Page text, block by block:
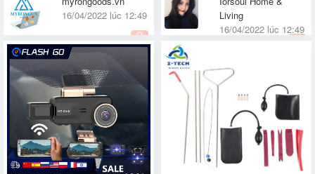
16/04/2022 lúc 12:49
Living
16/04/2022 lúc 12:49
Quốc tế